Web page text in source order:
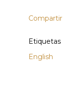
Compartir
Etiquetas
English